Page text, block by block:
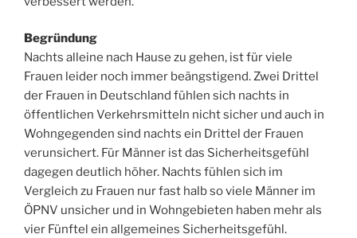
Begründung
Nachts alleine nach Hause zu gehen, ist für viele
Frauen leider noch immer beängstigend. Zwei Drittel
der Frauen in Deutschland fühlen sich nachts in
öffentlichen Verkehrsmitteln nicht sicher und auch in
Wohngegenden sind nachts ein Drittel der Frauen
verunsichert. Für Männer ist das Sicherheitsgefühl
dagegen deutlich höher. Nachts fühlen sich im
Vergleich zu Frauen nur fast halb so viele Männer im
ÖPNV unsicher und in Wohngebieten haben mehr als
vier Fünftel ein allgemeines Sicherheitsgefühl.